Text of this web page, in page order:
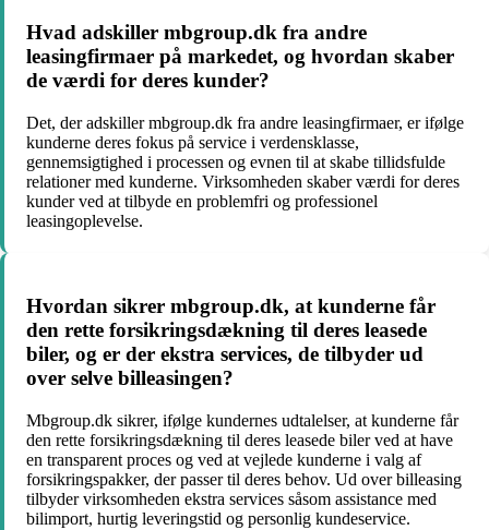
Hvad adskiller mbgroup.dk fra andre
leasingfirmaer på markedet, og hvordan skaber
de værdi for deres kunder?
Det, der adskiller mbgroup.dk fra andre leasingfirmaer, er ifølge
kunderne deres fokus på service i verdensklasse,
gennemsigtighed i processen og evnen til at skabe tillidsfulde
relationer med kunderne. Virksomheden skaber værdi for deres
kunder ved at tilbyde en problemfri og professionel
leasingoplevelse.
Hvordan sikrer mbgroup.dk, at kunderne får
den rette forsikringsdækning til deres leasede
biler, og er der ekstra services, de tilbyder ud
over selve billeasingen?
Mbgroup.dk sikrer, ifølge kundernes udtalelser, at kunderne får
den rette forsikringsdækning til deres leasede biler ved at have
en transparent proces og ved at vejlede kunderne i valg af
forsikringspakker, der passer til deres behov. Ud over billeasing
tilbyder virksomheden ekstra services såsom assistance med
bilimport, hurtig leveringstid og personlig kundeservice.